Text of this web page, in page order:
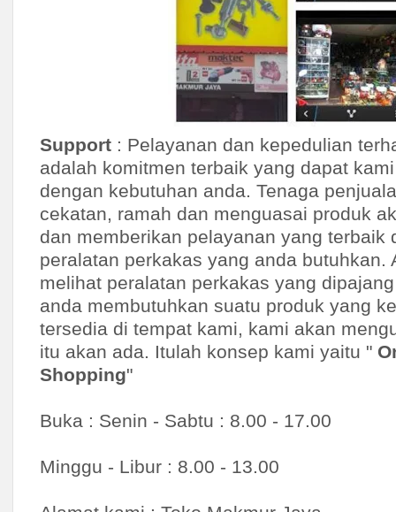
Dongwa
Einhill
Elemax
Eterna
Eton
FAG
Fetch
Firman
Gloor
Grip-on
Grundfos
Hilti
Hitachi
Support : Pelayanan dan kepedulian
adalah komitmen terbaik yang dapat
dengan kebutuhan anda. Tenaga
cekatan, ramah dan menguasai produk
dan memberikan pelayanan yang terbaik
peralatan perkakas yang anda butuhkan.
melihat peralatan perkakas yang
anda membutuhkan suatu produk yang
tersedia di tempat kami, kami akan
itu akan ada. Itulah konsep kami yaitu "
Shopping"
Buka : Senin - Sabtu : 8.00 - 17.00
Minggu - Libur : 8.00 - 13.00